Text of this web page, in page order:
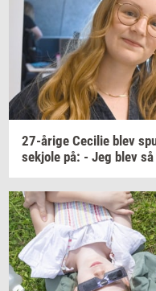
27-​årige Ce­ci­lie blev
sekjo­le på: - Jeg blev